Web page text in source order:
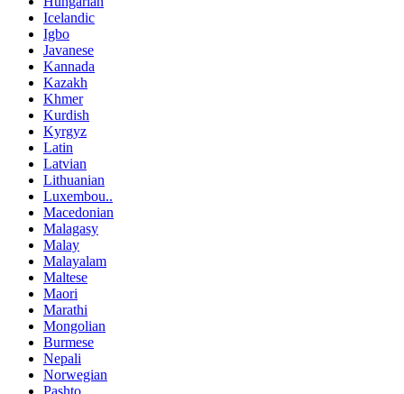
Icelandic
Igbo
Javanese
Kannada
Kazakh
Khmer
Kurdish
Kyrgyz
Latin
Latvian
Lithuanian
Luxembou..
Macedonian
Malagasy
Malay
Malayalam
Maltese
Maori
Marathi
Mongolian
Burmese
Nepali
Norwegian
Pashto